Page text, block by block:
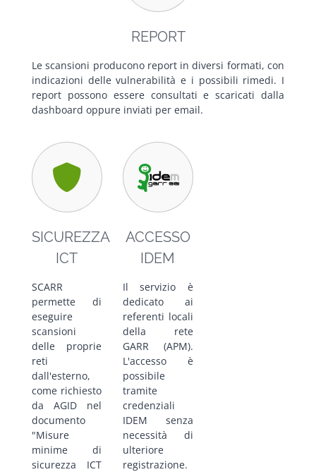
REPORT
Le scansioni producono report in diversi formati, con
indicazioni delle vulnerabilità e i possibili rimedi. I
report possono essere consultati e scaricati dalla
dashboard oppure inviati per email.
SICUREZZA
ICT
SCARR
permette di
eseguire
scansioni
delle proprie
reti
dall'esterno,
come richiesto
da AGID nel
documento
"Misure
minime di
sicurezza ICT
ACCESSO
IDEM
Il servizio è
dedicato ai
referenti locali
della rete
GARR (APM).
L'accesso è
possibile
tramite
credenziali
IDEM senza
necessità di
ulteriore
registrazione.